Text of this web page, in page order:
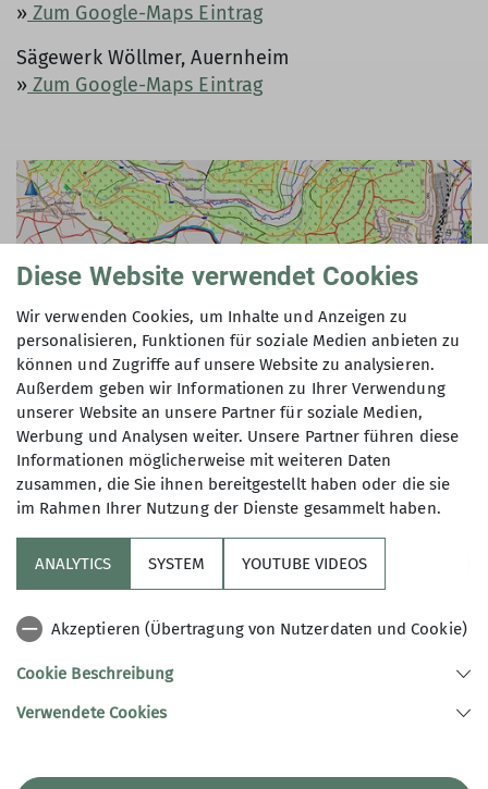
» Zum Google-Maps Eintrag
Sägewerk Wöllmer, Auernheim
» Zum Google-Maps Eintrag
© Copyright: www.wanderreitkarte.de, „Wanderkarte (Nop)“
Sektion
Artikel
91757 Treuchtlingen
Diese Website verwendet Cookies
Wir verwenden Cookies, um Inhalte und Anzeigen zu
personalisieren, Funktionen für soziale Medien anbieten zu
können und Zugriffe auf unsere Website zu analysieren.
Außerdem geben wir Informationen zu Ihrer Verwendung
unserer Website an unsere Partner für soziale Medien,
Werbung und Analysen weiter. Unsere Partner führen diese
Informationen möglicherweise mit weiteren Daten
zusammen, die Sie ihnen bereitgestellt haben oder die sie
im Rahmen Ihrer Nutzung der Dienste gesammelt haben.
ANALYTICS SYSTEM YOUTUBE VIDEOS
Akzeptieren (Übertragung von Nutzerdaten und Cookie)
Cookie Beschreibung
Verwendete Cookies